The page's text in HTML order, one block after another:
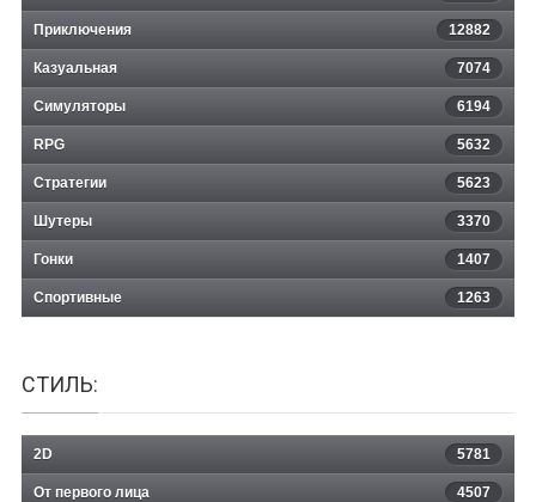
Приключения 12882
Казуальная 7074
Симуляторы 6194
RPG 5632
Стратегии 5623
Шутеры 3370
Гонки 1407
Спортивные 1263
СТИЛЬ:
2D 5781
От первого лица 4507